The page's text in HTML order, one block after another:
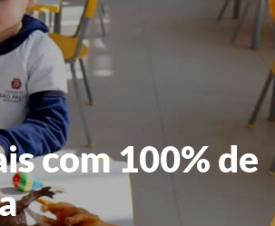
com 100% de